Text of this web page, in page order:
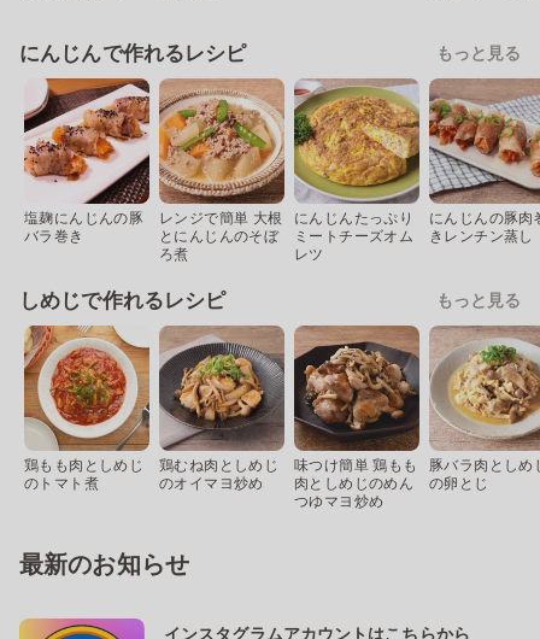
にんじんで作れるレシピ もっと見る
塩麹にんじんの豚
バラ巻き
レンジで簡単 大根
とにんじんのそぼ
ろ煮
にんじんたっぷり
ミートチーズオム
レツ
にんじんの豚肉
きレンチン蒸し
しめじで作れるレシピ もっと見る
鶏もも肉としめじ
のトマト煮
鶏むね肉としめじ
のオイマヨ炒め
味つけ簡単 鶏もも
肉としめじのめん
つゆマヨ炒め
豚バラ肉としめ
の卵とじ
最新のお知らせ
インスタグラムアカウントはこちらから